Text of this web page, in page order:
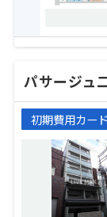
パサージュ
初期費用カー